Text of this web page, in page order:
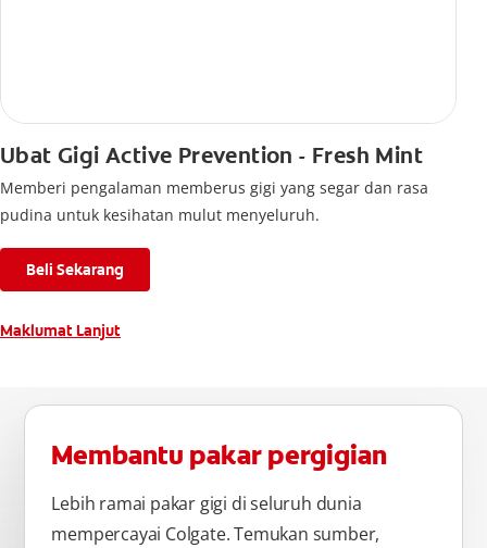
Ubat Gigi Active Prevention - Fresh Mint
Memberi pengalaman memberus gigi yang segar dan rasa
pudina untuk kesihatan mulut menyeluruh.
Beli Sekarang
Maklumat Lanjut
Membantu pakar pergigian
Lebih ramai pakar gigi di seluruh dunia
mempercayai Colgate. Temukan sumber,